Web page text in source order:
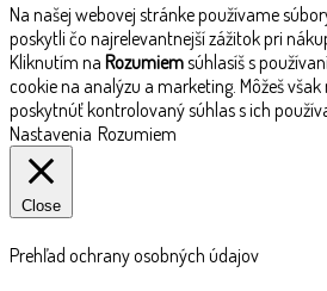
Na našej webovej stránke používame
poskytli čo najrelevantnejší zážitok pri
Kliknutím na Rozumiemsúhlasíš s
cookie na analýzu a marketing. Môžeš
poskytnúť kontrolovaný súhlas s ich
Nastavenia Rozumiem
Close
Prehľad ochrany osobných údajov